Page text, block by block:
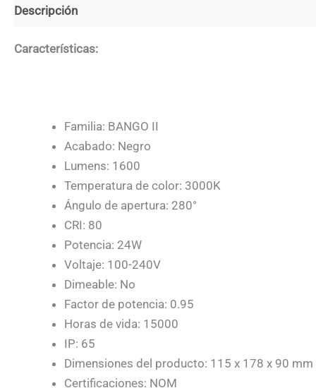
Descripción
Características:
Familia: BANGO II
Acabado: Negro
Lumens: 1600
Temperatura de color: 3000K
Ángulo de apertura: 280°
CRI: 80
Potencia: 24W
Voltaje: 100-240V
Dimeable: No
Factor de potencia: 0.95
Horas de vida: 15000
IP: 65
Dimensiones del producto: 115 x 178 x 90 mm
Certificaciones: NOM